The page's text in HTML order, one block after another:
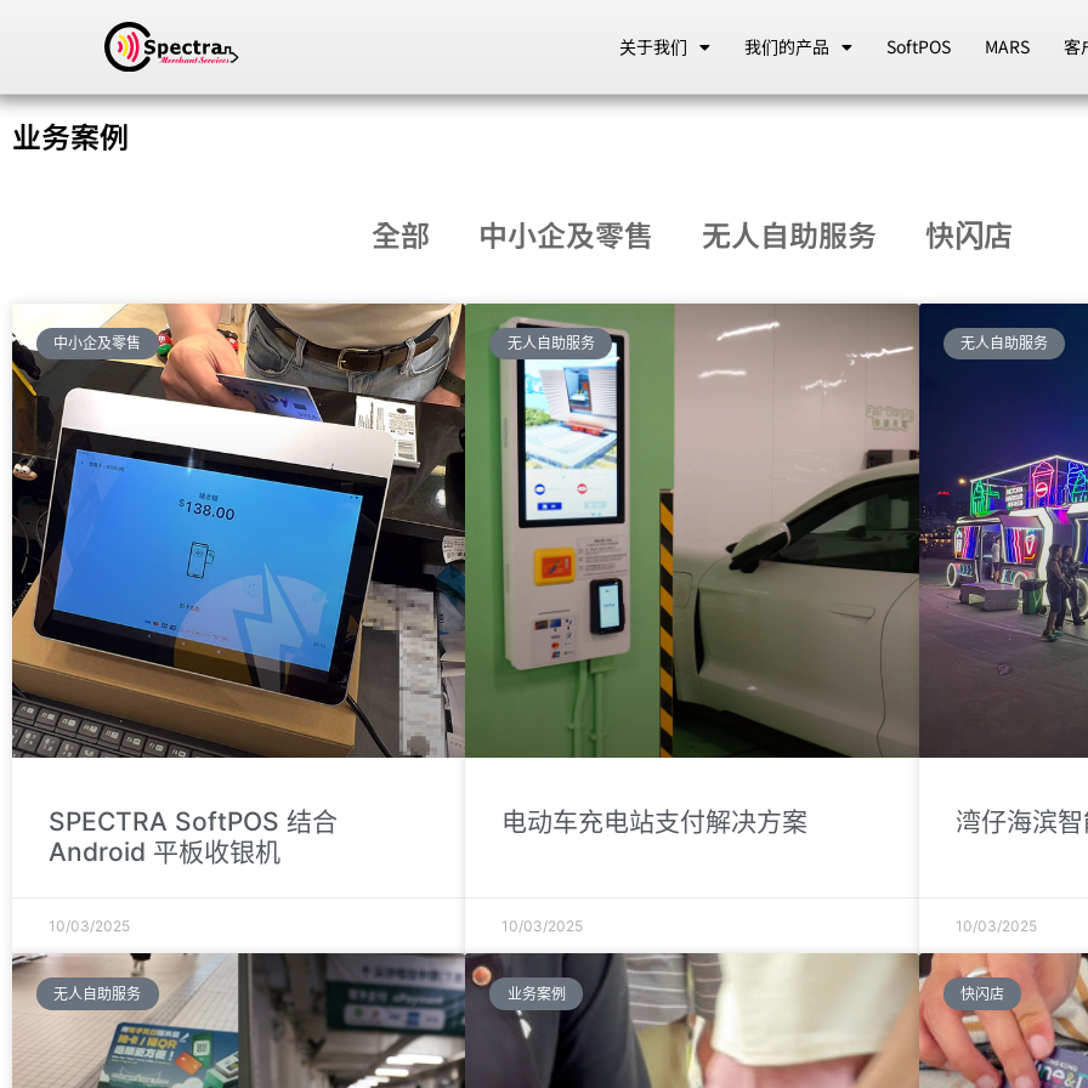
关于我们 我们的产品 SoftPOS MARS 客
业务案例
全部 中小企及零售 无人自助服务 快闪店
中小企及零售
SPECTRA SoftPOS 结合
Android 平板收银机
10/03/2025
无人自助服务
电动车充电站支付解决方案
10/03/2025
无人自助服务
湾仔海滨
10/03/2025
无人自助服务 业务案例 快闪店